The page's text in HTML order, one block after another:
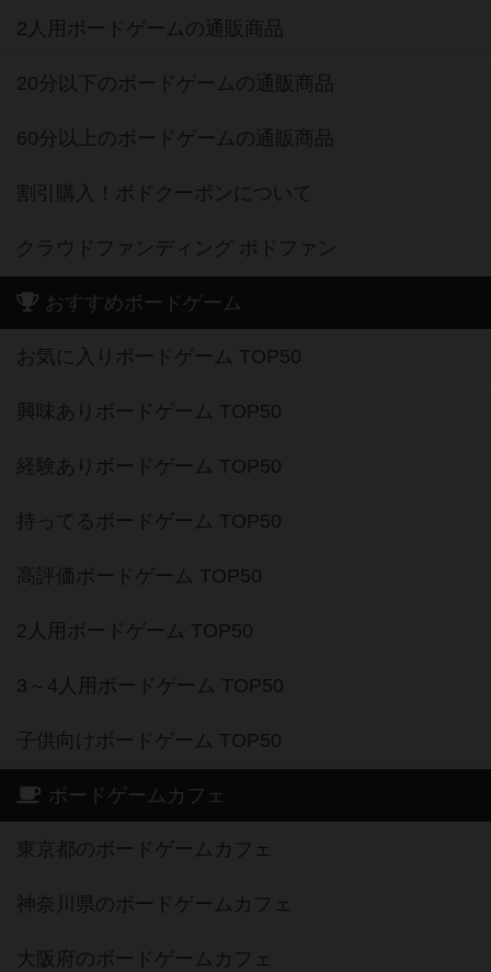
2人用ボードゲームの通販商品
20分以下のボードゲームの通販商品
60分以上のボードゲームの通販商品
割引購入！ボドクーポンについて
クラウドファンディング ボドファン
おすすめボードゲーム
お気に入りボードゲーム TOP50
興味ありボードゲーム TOP50
経験ありボードゲーム TOP50
持ってるボードゲーム TOP50
高評価ボードゲーム TOP50
2人用ボードゲーム TOP50
3～4人用ボードゲーム TOP50
子供向けボードゲーム TOP50
ボードゲームカフェ
東京都のボードゲームカフェ
神奈川県のボードゲームカフェ
大阪府のボードゲームカフェ